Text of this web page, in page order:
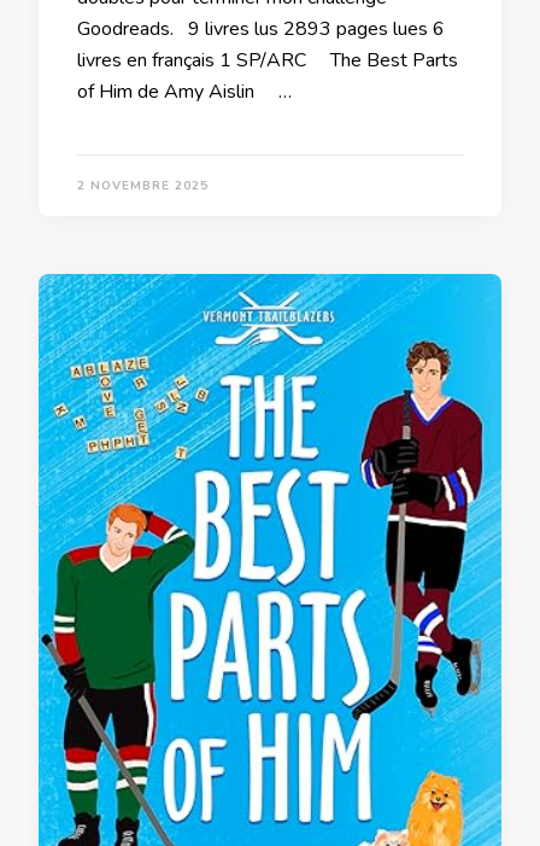
Goodreads. 9 livres lus 2893 pages lues 6
livres en français 1 SP/ARC The Best Parts
of Him de Amy Aislin …
2 NOVEMBRE 2025